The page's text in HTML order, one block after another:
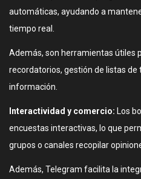
automáticas, ayudando a
tiempo real.
Además, son herramientas útiles
recordatorios, gestión de listas de
información.
Interactividad y comercio: Los
encuestas interactivas, lo que
grupos o canales recopilar
Además, Telegram facilita la